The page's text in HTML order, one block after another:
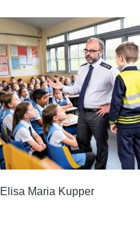
Elisa Maria Kupper